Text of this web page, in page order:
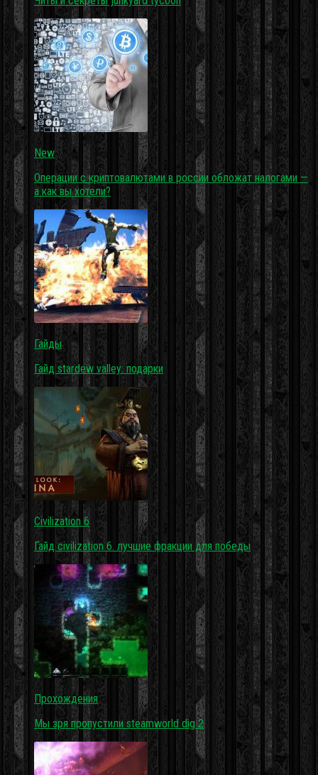
New
Операции с криптовалютами в россии обложат налогами —
а как вы хотели?
Гайды
Гайд stardew valley: подарки
Civilization 6
Гайд civilization 6. лучшие фракции для победы
Прохождения
Мы зря пропустили steamworld dig 2